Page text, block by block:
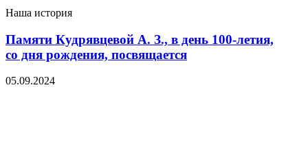
Наша история
Памяти Кудрявцевой А. З., в день 100-летия,
со дня рождения, посвящается
05.09.2024